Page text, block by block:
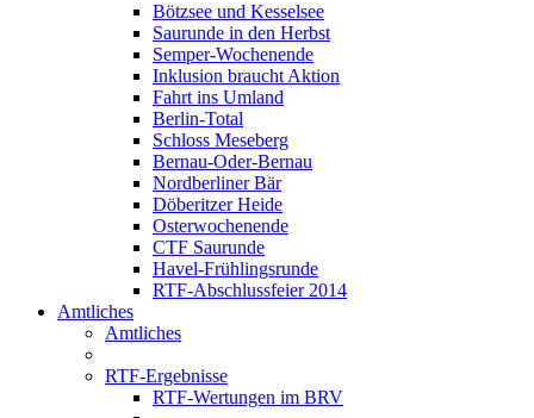
Bötzsee und Kesselsee
Saurunde in den Herbst
Semper-Wochenende
Inklusion braucht Aktion
Fahrt ins Umland
Berlin-Total
Schloss Meseberg
Bernau-Oder-Bernau
Nordberliner Bär
Döberitzer Heide
Osterwochenende
CTF Saurunde
Havel-Frühlingsrunde
RTF-Abschlussfeier 2014
Amtliches
Amtliches
RTF-Ergebnisse
RTF-Wertungen im BRV